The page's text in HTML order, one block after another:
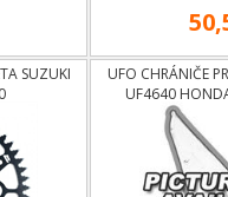
SUZUKI
UFO CHRÁNIČE
UF4640